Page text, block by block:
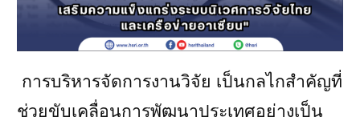
การบริหารจัดการงานวิจัย เป็นกลไกสำคัญที่
ช่วยขับเคลื่อนการพัฒนาประเทศอย่างเป็น